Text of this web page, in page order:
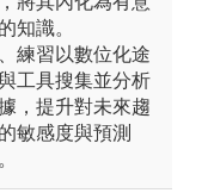
知識。
練習以數位化途
工具搜集並分析
，提升對未來趨
敏感度與預測